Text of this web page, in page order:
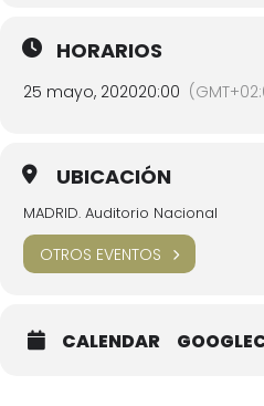
HORARIOS
25 mayo, 202020:00
UBICACIÓN
MADRID. Auditorio Nacional
OTROS EVENTOS
CALENDAR